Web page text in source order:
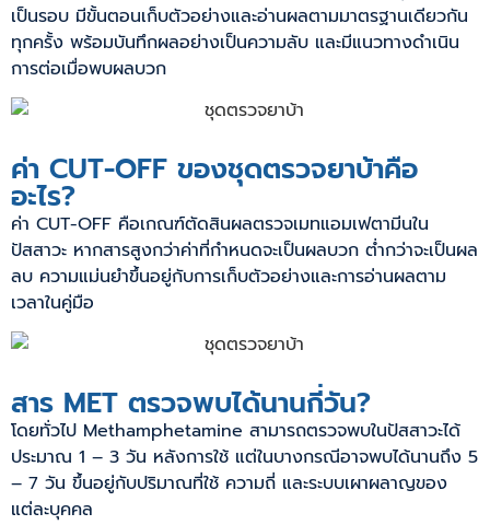
เป็นรอบ มีขั้นตอนเก็บตัวอย่างและอ่านผลตามมาตรฐานเดียวกัน
ทุกครั้ง พร้อมบันทึกผลอย่างเป็นความลับ และมีแนวทางดำเนิน
การต่อเมื่อพบผลบวก
ค่า CUT-OFF ของชุดตรวจยาบ้าคือ
อะไร?
ค่า CUT-OFF คือเกณฑ์ตัดสินผลตรวจเมทแอมเฟตามีนใน
ปัสสาวะ หากสารสูงกว่าค่าที่กำหนดจะเป็นผลบวก ต่ำกว่าจะเป็นผล
ลบ ความแม่นยำขึ้นอยู่กับการเก็บตัวอย่างและการอ่านผลตาม
เวลาในคู่มือ
สาร MET ตรวจพบได้นานกี่วัน?
โดยทั่วไป Methamphetamine สามารถตรวจพบในปัสสาวะได้
ประมาณ 1 – 3 วัน หลังการใช้ แต่ในบางกรณีอาจพบได้นานถึง 5
– 7 วัน ขึ้นอยู่กับปริมาณที่ใช้ ความถี่ และระบบเผาผลาญของ
แต่ละบุคคล